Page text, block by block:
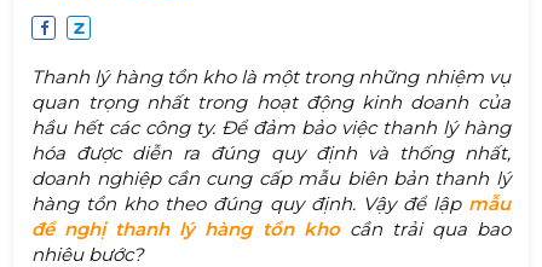
Thanh lý hàng tồn kho là một trong những nhiệm vụ
quan trọng nhất trong hoạt động kinh doanh của
hầu hết các công ty. Để đảm bảo việc thanh lý hàng
hóa được diễn ra đúng quy định và thống nhất,
doanh nghiệp cần cung cấp mẫu biên bản thanh lý
hàng tồn kho theo đúng quy định. Vậy để lập mẫu
đề nghị thanh lý hàng tồn khocần trải qua bao
nhiêu bước?